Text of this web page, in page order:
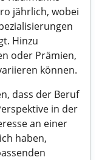
jährlich, wobei
Hinzu
oder Prämien,
können.
dass der Beruf
in der
an einer
haben,